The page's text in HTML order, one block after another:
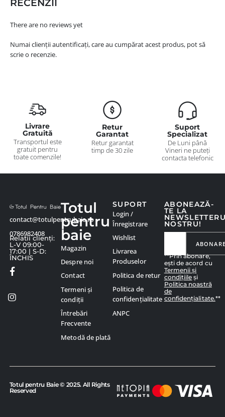
RECENZII
There are no reviews yet
Numai clienții autentificați, care au cumpărat acest produs, pot să
scrie o recenzie.
Livrare
Gratuită
Transportul este
gratuit pentru
toate comenzile!
Retur
Garantat
Retur garantat
timp de 30 zile
Suport
Specializat
De Luni până
Vineri ne puteți
contacta telefonic
contact@totulpentrubaie.ro
0786982408
Relatii clienți:
L-V 09:00-
17:00 | S-D:
ÎNCHIS
ABONEAZĂ-
TE LA
NOSTRU!
**Prin abonare,
ești de acord cu
Termenii și
condițiile și
Politica noastră
de
confidențialitate.**
Totul
pentru
baie
Magazin
Despre noi
Contact
Termeni și
condiții
Întrebări
Frecvente
Metodă de plată
SUPORT
Login /
Înregistrare
Wishlist
Livrarea
Produselor
Politica de retur
Politica de
confidențialitate
ANPC
Totul pentru Baie © 2025. All Rights
Reserved